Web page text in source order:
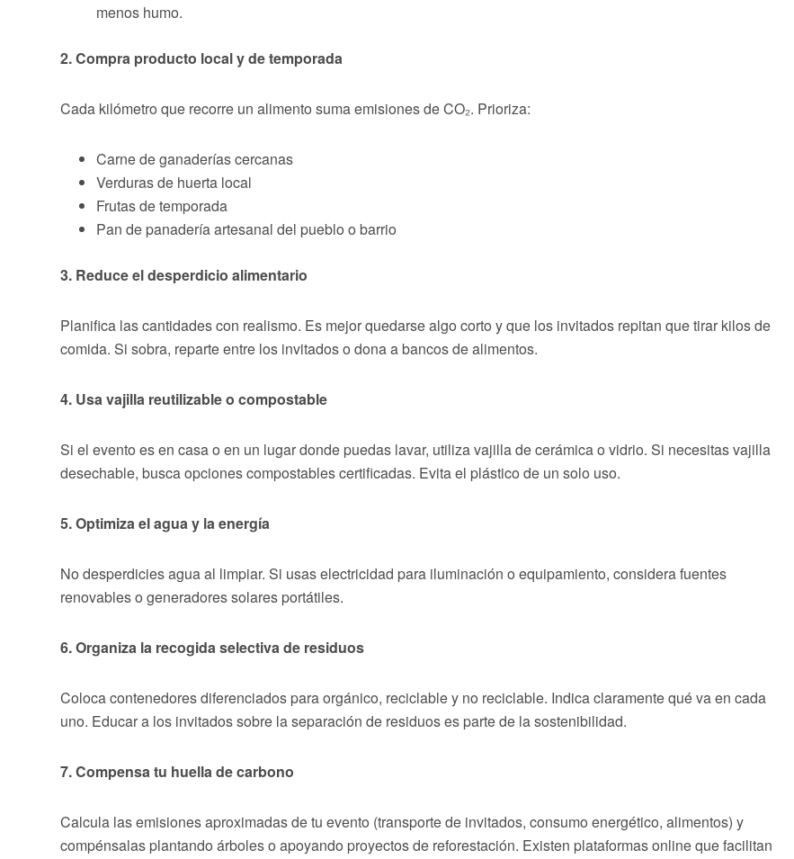
menos humo.
2. Compra producto local y de temporada
Cada kilómetro que recorre un alimento suma emisiones de CO₂. Prioriza:
Carne de ganaderías cercanas
Verduras de huerta local
Frutas de temporada
Pan de panadería artesanal del pueblo o barrio
3. Reduce el desperdicio alimentario
Planifica las cantidades con realismo. Es mejor quedarse algo corto y que los invitados repitan que tirar kilos de
comida. Si sobra, reparte entre los invitados o dona a bancos de alimentos.
4. Usa vajilla reutilizable o compostable
Si el evento es en casa o en un lugar donde puedas lavar, utiliza vajilla de cerámica o vidrio. Si necesitas vajilla
desechable, busca opciones compostables certificadas. Evita el plástico de un solo uso.
5. Optimiza el agua y la energía
No desperdicies agua al limpiar. Si usas electricidad para iluminación o equipamiento, considera fuentes
renovables o generadores solares portátiles.
6. Organiza la recogida selectiva de residuos
Coloca contenedores diferenciados para orgánico, reciclable y no reciclable. Indica claramente qué va en cada
uno. Educar a los invitados sobre la separación de residuos es parte de la sostenibilidad.
7. Compensa tu huella de carbono
Calcula las emisiones aproximadas de tu evento (transporte de invitados, consumo energético, alimentos) y
compénsalas plantando árboles o apoyando proyectos de reforestación. Existen plataformas online que facilitan